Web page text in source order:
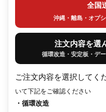
全国
沖縄・離島・オプ
注文内容を選
循環改造・安定板・デ
ご注文内容を選択してく
いて下記をご確認ください
・循環改造